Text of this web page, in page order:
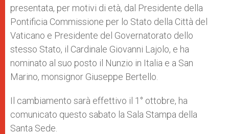
presentata, per motivi di età, dal Presidente della
Pontificia Commissione per lo Stato della Città del
Vaticano e Presidente del Governatorato dello
stesso Stato, il Cardinale Giovanni Lajolo, e ha
nominato al suo posto il Nunzio in Italia e a San
Marino, monsignor Giuseppe Bertello.
Il cambiamento sarà effettivo il 1° ottobre, ha
comunicato questo sabato la Sala Stampa della
Santa Sede.